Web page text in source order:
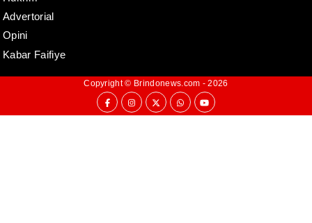
Advertorial
Opini
Kabar Faifiye
Copyright © Brindonews.com - 2026